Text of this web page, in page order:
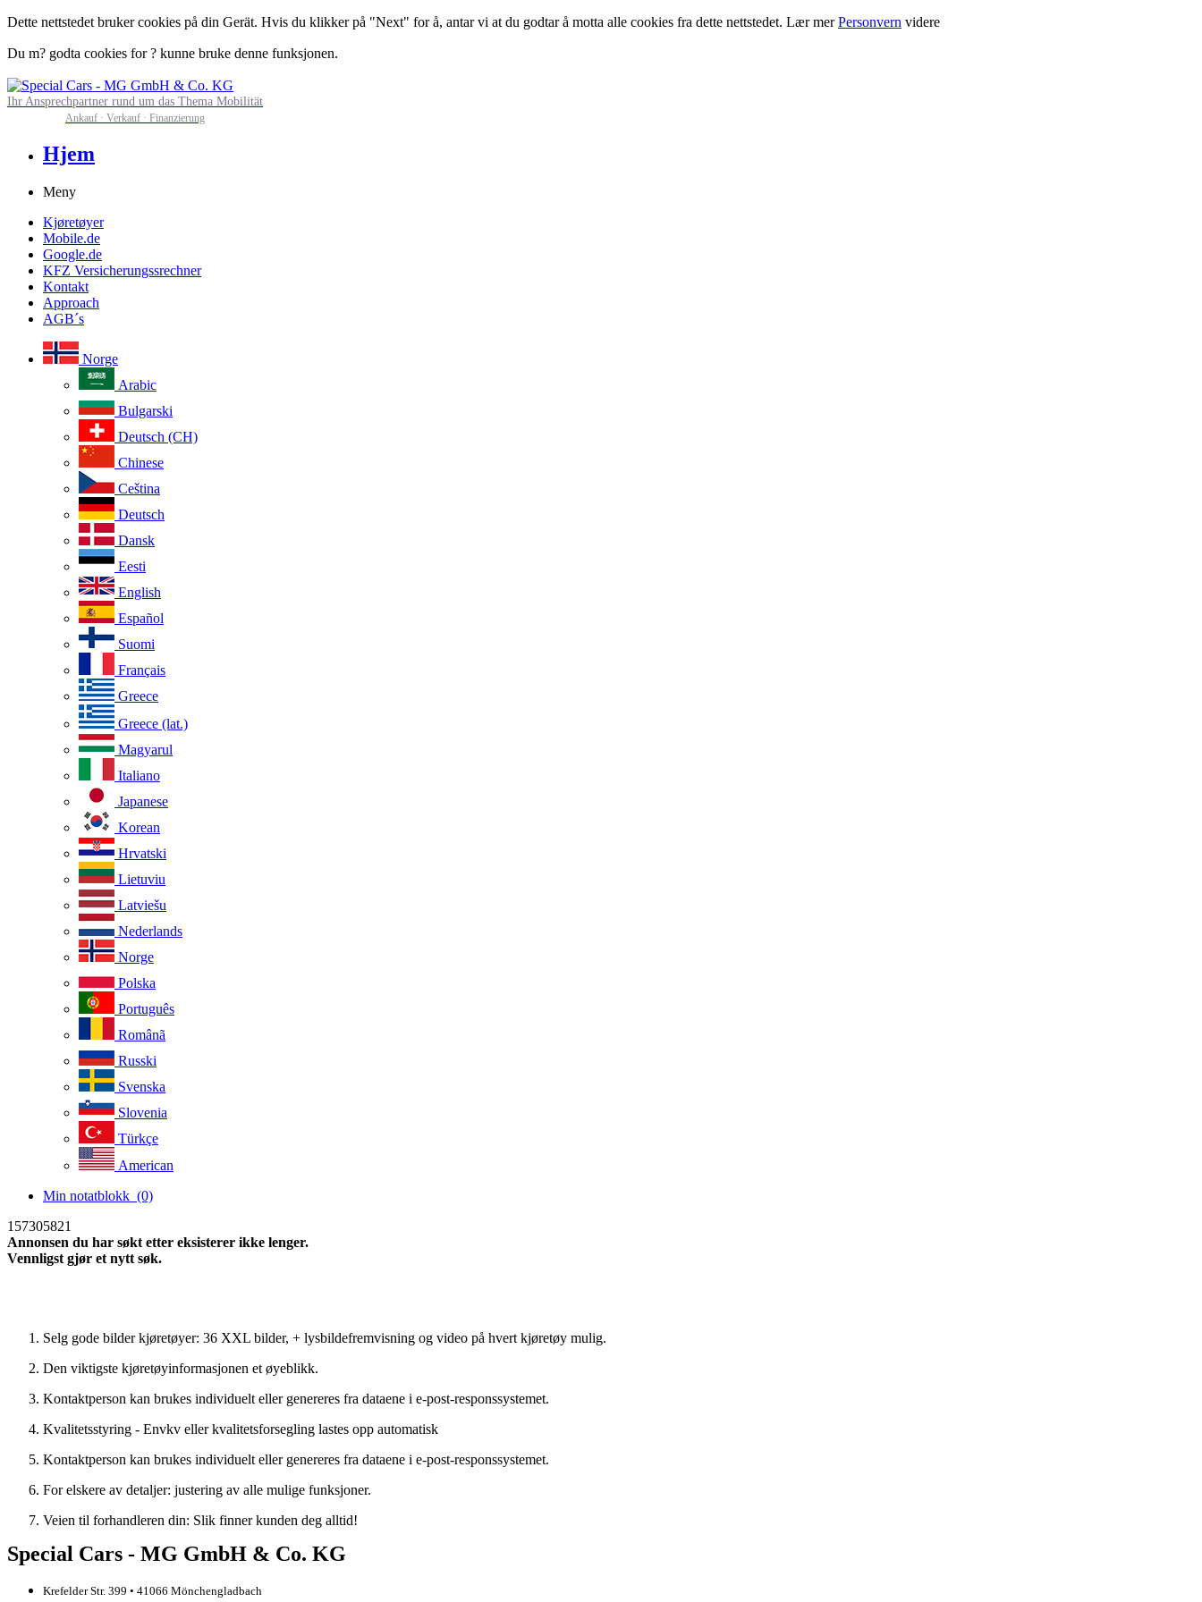
Dette nettstedet bruker cookies på din Gerät. Hvis du klikker på "Next" for å, antar vi at du godtar å motta alle cookies fra dette nettstedet. Lær merPersonvern videre
Du m? godta cookies for ? kunne bruke denne funksjonen.
Ihr Ansprechpartner rund um das Thema Mobilität
Ankauf · Verkauf · Finanzierung
Hjem
Meny
Kjøretøyer
Mobile.de
Google.de
KFZ Versicherungssrechner
Kontakt
Approach
AGB´s
Norge
Arabic
Bulgarski
Deutsch (CH)
Chinese
Ceština
Deutsch
Dansk
Eesti
English
Español
Suomi
Français
Greece
Greece (lat.)
Magyarul
Italiano
Japanese
Korean
Hrvatski
Lietuviu
Latviešu
Nederlands
Norge
Polska
Português
Românã
Russki
Svenska
Slovenia
Türkçe
American
Min notatblokk (0)
157305821
Annonsen du har søkt etter eksisterer ikke lenger.
Vennligst gjør et nytt søk.
Selg gode bilder kjøretøyer: 36 XXL bilder, + lysbildefremvisning og video på hvert kjøretøy mulig.
Den viktigste kjøretøyinformasjonen et øyeblikk.
Kontaktperson kan brukes individuelt eller genereres fra dataene i e-post-responssystemet.
Kvalitetsstyring - Envkv eller kvalitetsforsegling lastes opp automatisk
Kontaktperson kan brukes individuelt eller genereres fra dataene i e-post-responssystemet.
For elskere av detaljer: justering av alle mulige funksjoner.
Veien til forhandleren din: Slik finner kunden deg alltid!
Special Cars - MG GmbH & Co. KG
Krefelder Str. 399 • 41066 Mönchengladbach